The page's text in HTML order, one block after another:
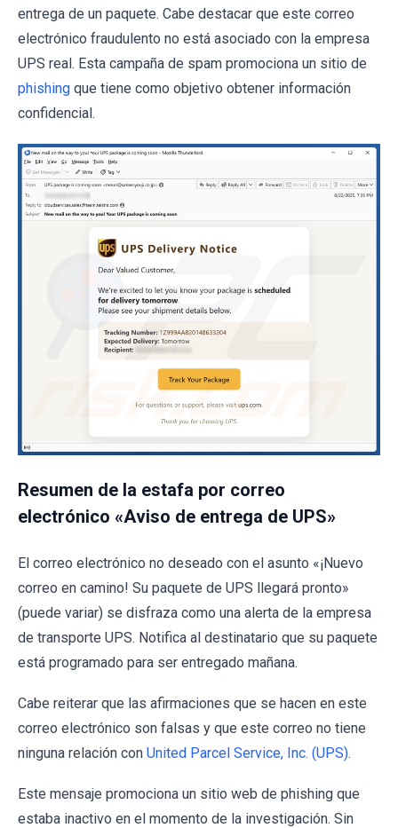
entrega de un paquete. Cabe destacar que este correo
electrónico fraudulento no está asociado con la empresa
UPS real. Esta campaña de spam promociona un sitio de
phishing que tiene como objetivo obtener información
confidencial.
Resumen de la estafa por correo
electrónico «Aviso de entrega de UPS»
El correo electrónico no deseado con el asunto «¡Nuevo
correo en camino! Su paquete de UPS llegará pronto»
(puede variar) se disfraza como una alerta de la empresa
de transporte UPS. Notifica al destinatario que su paquete
está programado para ser entregado mañana.
Cabe reiterar que las afirmaciones que se hacen en este
correo electrónico son falsas y que este correo no tiene
ninguna relación con United Parcel Service, Inc. (UPS).
Este mensaje promociona un sitio web de phishing que
estaba inactivo en el momento de la investigación. Sin